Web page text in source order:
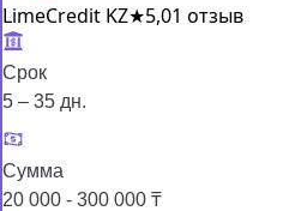
LimeCredit KZ★5,01 отзыв
Срок
5 – 35 дн.
Сумма
20 000 - 300 000 ₸